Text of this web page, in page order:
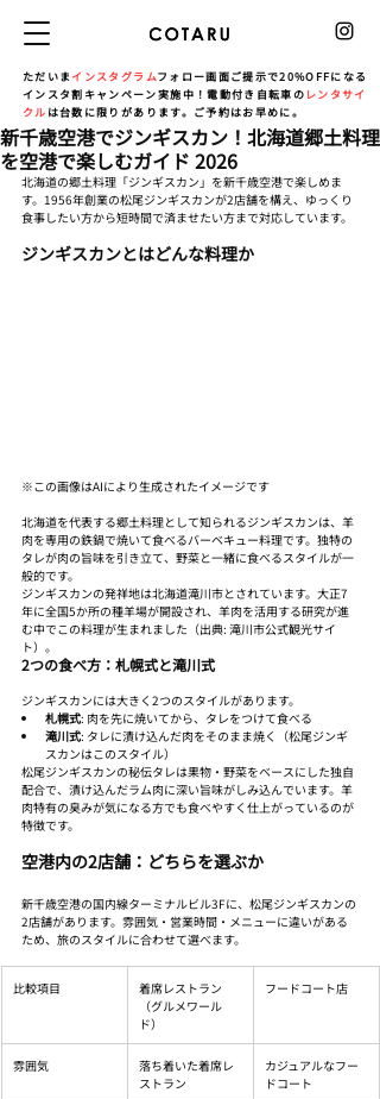
ただいま インスタグラムフォロー画面ご提示で20%OFFになる
インスタ割キャンペーン実施中！電動付き自転車の レンタサイ
クル は台数に限りがあります。ご予約はお早めに。
新千歳空港でジンギスカン！北海道郷土料理
を空港で楽しむガイド 2026
北海道の郷土料理「ジンギスカン」を新千歳空港で楽しめま
す。1956年創業の松尾ジンギスカンが2店舗を構え、ゆっくり
食事したい方から短時間で済ませたい方まで対応しています。
ジンギスカンとはどんな料理か
※この画像はAIにより生成されたイメージです
北海道を代表する郷土料理として知られるジンギスカンは、羊
肉を専用の鉄鍋で焼いて食べるバーベキュー料理です。独特の
タレが肉の旨味を引き立て、野菜と一緒に食べるスタイルが一
般的です。
ジンギスカンの発祥地は北海道滝川市とされています。大正7
年に全国5か所の種羊場が開設され、羊肉を活用する研究が進
む中でこの料理が生まれました（出典: 滝川市公式観光サイ
ト）。
2つの食べ方：札幌式と滝川式
ジンギスカンには大きく2つのスタイルがあります。
札幌式: 肉を先に焼いてから、タレをつけて食べる
滝川式: タレに漬け込んだ肉をそのまま焼く（松尾ジンギ
スカンはこのスタイル）
松尾ジンギスカンの秘伝タレは果物・野菜をベースにした独自
配合で、漬け込んだラム肉に深い旨味がしみ込んでいます。羊
肉特有の臭みが気になる方でも食べやすく仕上がっているのが
特徴です。
空港内の2店舗：どちらを選ぶか
新千歳空港の国内線ターミナルビル3Fに、松尾ジンギスカンの
2店舗があります。雰囲気・営業時間・メニューに違いがある
ため、旅のスタイルに合わせて選べます。
比較項目
着席レストラン
（グルメワール
ド）
フードコート店
雰囲気
落ち着いた着席レ
ストラン
カジュアルなフー
ドコート